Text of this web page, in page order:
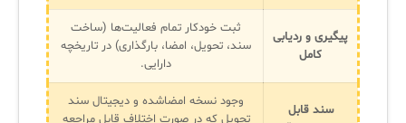
پیگیری و ردیابی
کامل
ثبت خودکار تمام فعالیت‌ها (ساخت
سند، تحویل، امضا، بارگذاری) در تاریخچه
دارایی.
سند قابل
وجود نسخه امضاشده و دیجیتال سند
تحویل که در صورت اختلاف قابل مراجعه